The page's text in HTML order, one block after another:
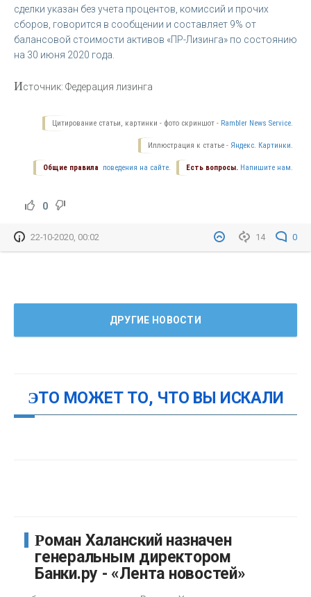
сделки указан без учета процентов, комиссий и прочих
сборов, говорится в сообщении и составляет 9% от
балансовой стоимости активов «ПР-Лизинга» по состоянию
на 30 июня 2020 года.
Источник: Федерация лизинга
Цитирование статьи, картинки - фото скриншот - Rambler News Service.
Иллюстрация к статье - Яндекс. Картинки.
Есть вопросы. Напишите нам.
Общие правила поведения на сайте.
0
14 0
22-10-2020, 00:02
ДРУГИЕ НОВОСТИ
ЭТО МОЖЕТ ТО, ЧТО ВЫ ИСКАЛИ
Роман Халанский назначен
генеральным директором
Банки.ру - «Лента новостей»